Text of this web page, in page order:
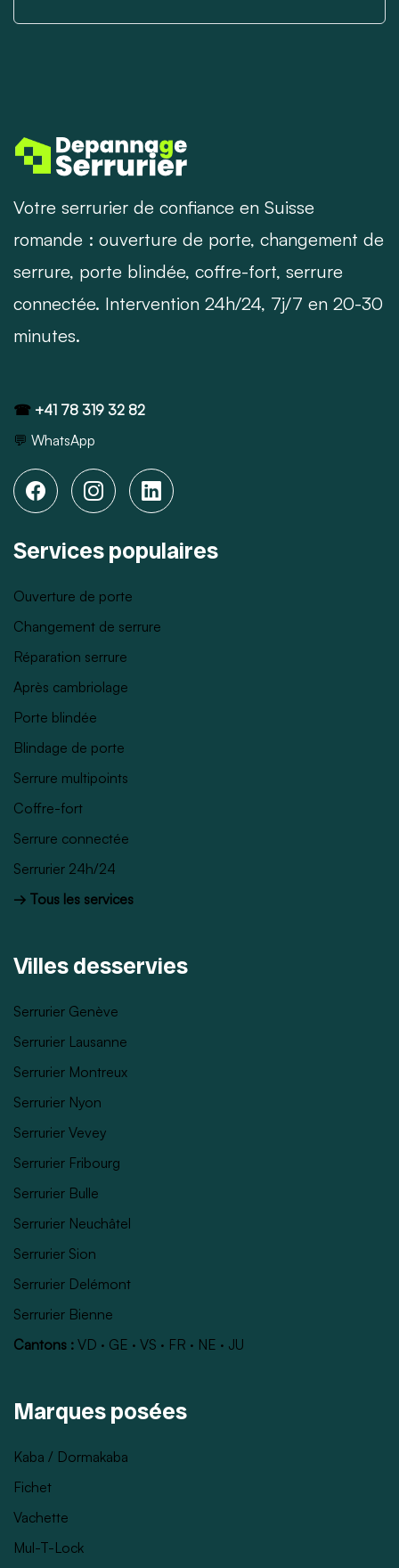
Votre serrurier de confiance en Suisse
romande : ouverture de porte, changement de
serrure, porte blindée, coffre-fort, serrure
connectée. Intervention 24h/24, 7j/7 en 20-30
minutes.
☎ +41 78 319 32 82
💬 WhatsApp
Services populaires
Ouverture de porte
Changement de serrure
Réparation serrure
Après cambriolage
Porte blindée
Blindage de porte
Serrure multipoints
Coffre-fort
Serrure connectée
Serrurier 24h/24
→ Tous les services
Villes desservies
Serrurier Genève
Serrurier Lausanne
Serrurier Montreux
Serrurier Nyon
Serrurier Vevey
Serrurier Fribourg
Serrurier Bulle
Serrurier Neuchâtel
Serrurier Sion
Serrurier Delémont
Serrurier Bienne
Cantons : VD · GE · VS · FR · NE · JU
Marques posées
Kaba / Dormakaba
Fichet
Vachette
Mul-T-Lock